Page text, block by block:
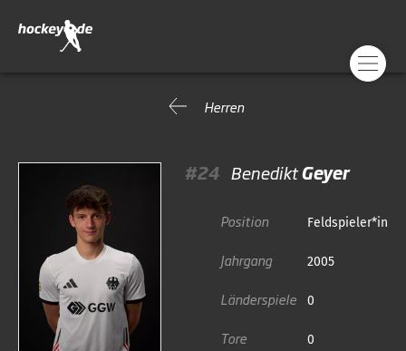
Herren
#24 BenediktGeyer
Position Feldspieler*in
Jahrgang 2005
Länderspiele 0
Tore 0